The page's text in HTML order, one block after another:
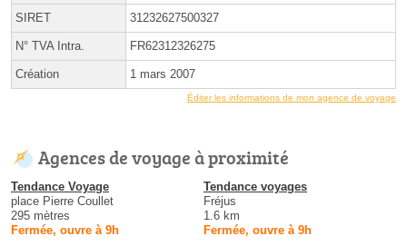
SIRET 31232627500327
N° TVA Intra. FR62312326275
Création 1 mars 2007
Éditer les informations de mon agence de voyage
Agences de voyage à proximité
Tendance Voyage
place Pierre Coullet
295 mètres
Fermée, ouvre à 9h
Tendance voyages
Fréjus
1.6 km
Fermée, ouvre à 9h